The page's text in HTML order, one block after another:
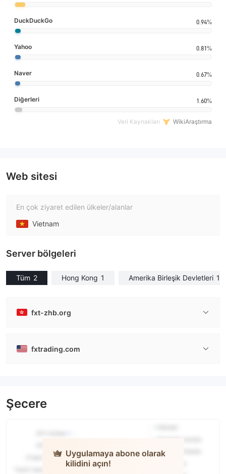
DuckDuckGo 0.94%
Yahoo 0.81%
Naver 0.67%
Diğerleri 1.60%
Veri Kaynakları WikiAraştırma
Web sitesi
En çok ziyaret edilen ülkeler/alanlar
Vietnam
Server bölgeleri
Tüm 2 Hong Kong 1 Amerika Birleşik Devletleri 1
fxt-zhb.org
fxtrading.com
Şecere
Uygulamaya abone olarak
kilidini açın!